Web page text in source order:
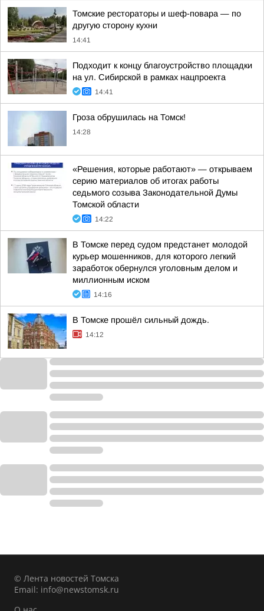
Томские рестораторы и шеф-повара — по
другую сторону кухни
14:41
Подходит к концу благоустройство площадки
на ул. Сибирской в рамках нацпроекта
14:41
Гроза обрушилась на Томск!
14:28
«Решения, которые работают» — открываем
серию материалов об итогах работы
седьмого созыва Законодательной Думы
Томской области
14:22
В Томске перед судом предстанет молодой
курьер мошенников, для которого легкий
заработок обернулся уголовным делом и
миллионным иском
14:16
В Томске прошёл сильный дождь.
14:12
© Лента новостей Томска
Email: info@newstomsk.ru